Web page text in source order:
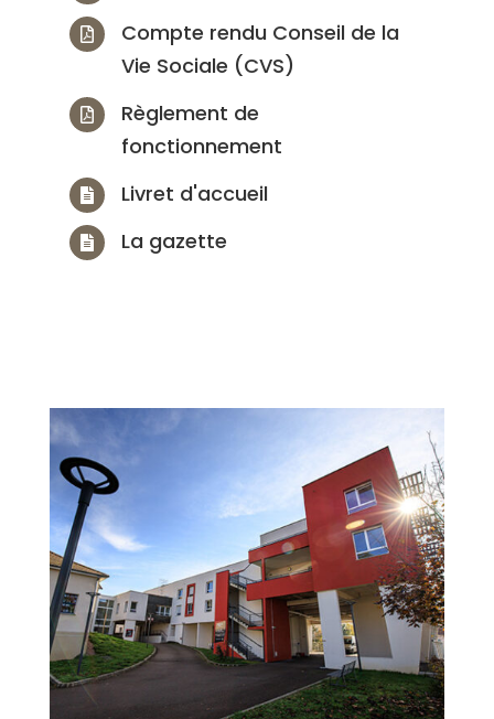

Compte rendu Conseil de la
Vie Sociale (CVS)

Règlement de
fonctionnement
 Livret d'accueil
 La gazette